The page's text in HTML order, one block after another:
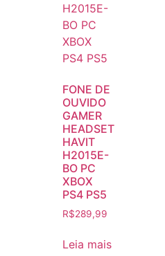
FONE DE
OUVIDO
GAMER
HEADSET
HAVIT
H2015E-
BO PC
XBOX
PS4 PS5
R$289,99
Leia mais